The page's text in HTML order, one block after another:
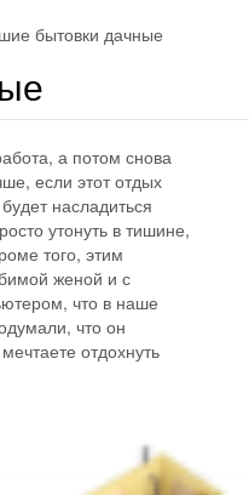
бытовки дачные
а потом снова
если этот отдых
насладиться
утонуть в тишине,
того, этим
женой и с
что в наше
что он
отдохнуть